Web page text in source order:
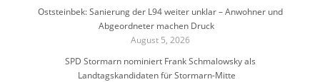
Oststeinbek: Sanierung der L94 weiter unklar – Anwohner und
Abgeordneter machen Druck
August 5, 2026
SPD Stormarn nominiert Frank Schmalowsky als
Landtagskandidaten für Stormarn-Mitte